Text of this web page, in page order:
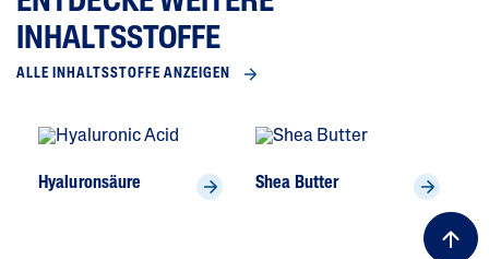
INHALTSSTOFFE
ALLE INHALTSSTOFFE ANZEIGEN
Hyaluronsäure Shea Butter